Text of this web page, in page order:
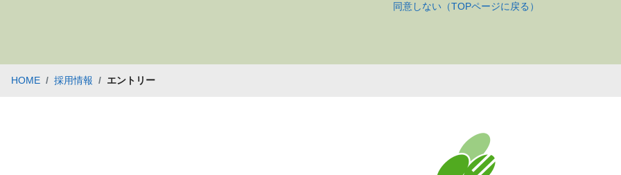
す。この場合、個人情報を適切に取り扱っていると認められる委託先を選定し、契約等において個人情報の適正管理
同意しない（TOPページに戻る）
HOME 採用情報 エントリー